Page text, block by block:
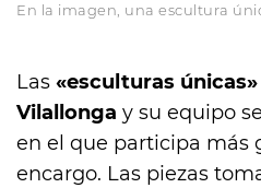
En la imagen, una escultura
Las «esculturas únicas»
Vilallonga y su equipo
en el que participa más
encargo. Las piezas